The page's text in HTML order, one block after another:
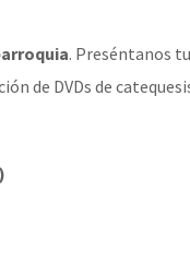
. Preséntanos
de DVDs de